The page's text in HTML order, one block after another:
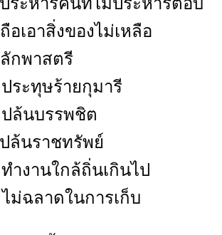
อเอาสิ่งของไม่เหลือ
กพาสตรี
ระทุษร้ายกุมารี
ล้นบรรพชิต
ล้นราชทรัพย์
ำงานใกล้ถิ่นเกินไป
ม่ฉลาดในการเก็บ